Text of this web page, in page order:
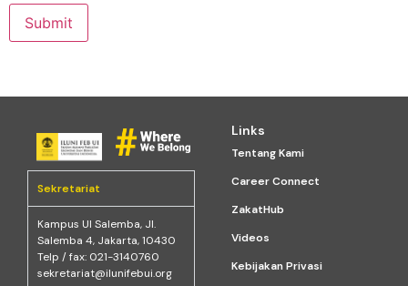
Sekretariat
Kampus Ul Salemba, Jl.
Salemba 4, Jakarta, 10430
Telp / fax: 021-3140760
sekretariat@ilunifebui.org
Links
Tentang Kami
Career Connect
ZakatHub
Videos
Kebijakan Privasi